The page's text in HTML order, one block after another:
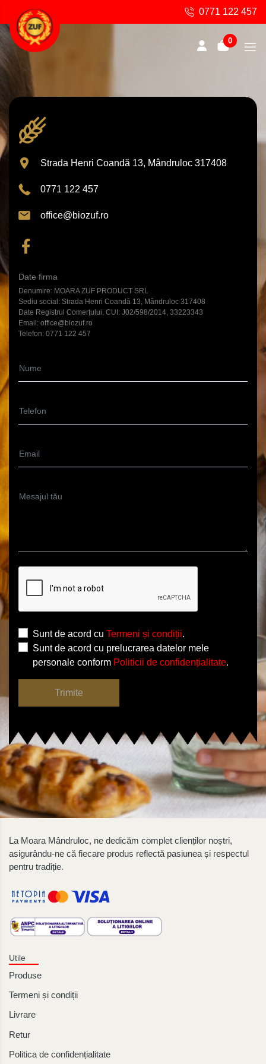
0771 122 457
0
Strada Henri Coandă 13, Mândruloc 317408
0771 122 457
office@biozuf.ro
Date firma
Denumire: MOARA ZUF PRODUCT SRL
Sediu social: Strada Henri Coandă 13, Mândruloc 317408
Date Registrul Comerțului, CUI: J02/598/2014, 33223343
Email: office@biozuf.ro
Telefon: 0771 122 457
Nume
Telefon
Email
Mesajul tău
Sunt de acord cu Termeni și condiții.
Sunt de acord cu prelucrarea datelor mele
personale conform Politicii de confidențialitate.
Trimite
La Moara Mândruloc, ne dedicăm complet clienților noștri,
asigurându-ne că fiecare produs reflectă pasiunea și respectul
pentru tradiție.
Utile
Produse
Termeni și condiții
Livrare
Retur
Politica de confidențialitate